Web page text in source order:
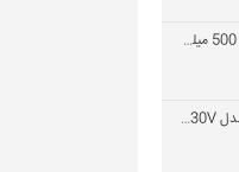
گیج اختلاف فشار تا 500 میلی بار
شیر موتوردار مینی مدل RMEA-025-230V